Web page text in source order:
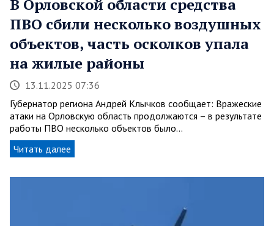
В Орловской области средства
ПВО сбили несколько воздушных
объектов, часть осколков упала
на жилые районы
13.11.2025 07:36
Губернатор региона Андрей Клычков сообщает: Вражеские
атаки на Орловскую область продолжаются – в результате
работы ПВО несколько объектов было…
Читать далее